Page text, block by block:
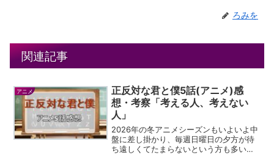
ろみを
関連記事
アニメ
正反対な君と僕5話(アニメ)感
想・考察「考える人、考えない
人」
2026年の冬アニメシーズンもいよいよ中
盤に差し掛かり、毎週日曜日の夕方が待
ち遠しくてたまらないという方も多いの